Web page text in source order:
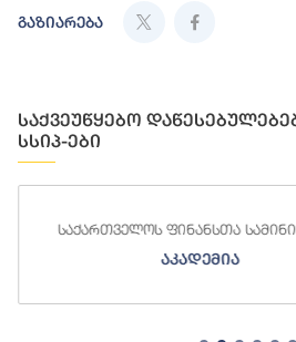
გაზიარება
საქვეუწყებო
სსიპ-ები
სამინისტროს